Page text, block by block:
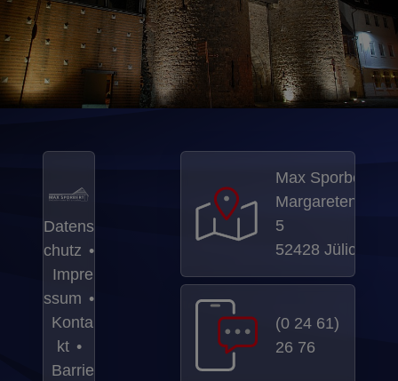
Datens
chutz •
Impre
ssum •
Konta
kt •
Barrie
Max Sporbert
5
52428 Jülich
(0 24 61)
26 76